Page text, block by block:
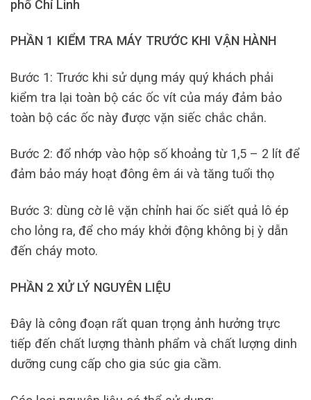
phố Chí Linh
PHẦN 1 KIỂM TRA MÁY TRƯỚC KHI VẬN HÀNH
Bước 1: Trước khi sử dụng máy quý khách phải
kiểm tra lại toàn bộ các ốc vít của máy đảm bảo
toàn bộ các ốc này được vặn siếc chắc chắn.
Bước 2: đổ nhớp vào hộp số khoảng từ 1,5 – 2 lít để
đảm bảo máy hoạt đông êm ái và tăng tuổi thọ
Bước 3: dùng cờ lê vặn chỉnh hai ốc siết quả lô ép
cho lỏng ra, để cho máy khởi động không bị ỳ dẫn
đến cháy moto.
PHẦN 2 XỬ LÝ NGUYÊN LIỆU
Đây là công đoạn rất quan trọng ảnh hưởng trực
tiếp đến chất lượng thành phẩm và chất lượng dinh
dưỡng cung cấp cho gia súc gia cầm.